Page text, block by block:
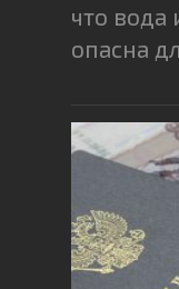
что вода
опасна